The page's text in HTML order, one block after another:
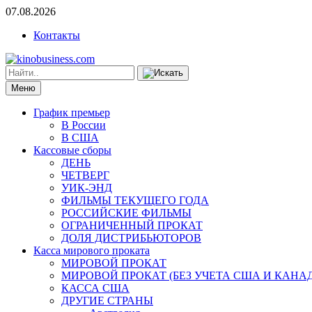
07.08.2026
Контакты
Меню
График премьер
В России
В США
Кассовые сборы
ДЕНЬ
ЧЕТВЕРГ
УИК-ЭНД
ФИЛЬМЫ ТЕКУЩЕГО ГОДА
РОССИЙСКИЕ ФИЛЬМЫ
ОГРАНИЧЕННЫЙ ПРОКАТ
ДОЛЯ ДИСТРИБЬЮТОРОВ
Касса мирового проката
МИРОВОЙ ПРОКАТ
МИРОВОЙ ПРОКАТ (БЕЗ УЧЕТА США И
КАССА США
ДРУГИЕ СТРАНЫ